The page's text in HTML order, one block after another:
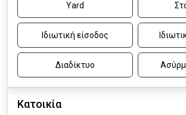
Yard
Ιδιωτική είσοδος
Διαδίκτυο
Κατοικία